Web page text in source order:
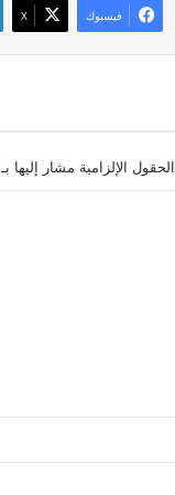
فيسبوك ‫X
الحقول الإلزامية مشار إليها بـ